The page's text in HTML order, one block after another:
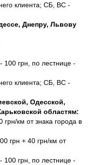
клиента; СБ, ВС -
Днепру, Львову
грн, по лестнице -
клиента; СБ, ВС -
Одесской,
областям:
грн/км от знака города в
грн + 40 грн/км от
грн, по лестнице -